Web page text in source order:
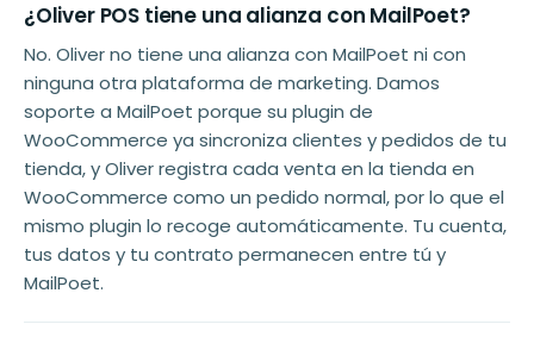
¿Oliver POS tiene una alianza con MailPoet?
No. Oliver no tiene una alianza con MailPoet ni con
ninguna otra plataforma de marketing. Damos
soporte a MailPoet porque su plugin de
WooCommerce ya sincroniza clientes y pedidos de tu
tienda, y Oliver registra cada venta en la tienda en
WooCommerce como un pedido normal, por lo que el
mismo plugin lo recoge automáticamente. Tu cuenta,
tus datos y tu contrato permanecen entre tú y
MailPoet.